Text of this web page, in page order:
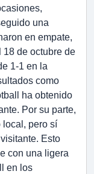
una
en empate,
de octubre de
1-1 en la
como
ha obtenido
Por su parte,
local, pero sí
Esto
con una ligera
en los